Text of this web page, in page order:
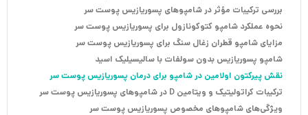
بررسی ترکیبات مؤثر در شامپوهای پسوریازیس پوست سر
نحوه عملکرد شامپو کتوکونازول برای پسوریازیس پوست سر
مزایای شامپو قطران زغال سنگ برای پسوریازیس پوست سر
شامپو پسوریازیس بدون سولفات با سالیسیلیک اسید
نقش پیرکتون اولامین در شامپو برای درمان پسوریازیس پوست سر
ترکیبات کراتولیتیک و ویتامین D در شامپوهای پسوریازیس پوست سر
ویژگی‌های شامپوهای مخصوص پسوریازیس پوست سر